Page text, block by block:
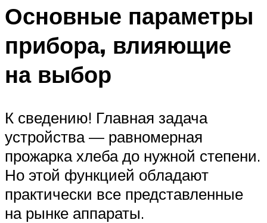
Основные параметры
прибора, влияющие
на выбор
К сведению! Главная задача
устройства — равномерная
прожарка хлеба до нужной степени.
Но этой функцией обладают
практически все представленные
на рынке аппараты.